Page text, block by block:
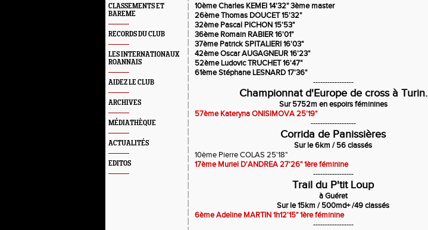
CLASSEMENTS ET
BAREME
RECORDS DU CLUB
LES INTERNATIONAUX
ROANNAIS
AIDEZ LE CLUB
ARCHIVES
MÉDIATHÈQUE
ACTUALITÉS
EDITOS
10ème Charles KEMEI 14'32" 3ème master
26ème Thomas DOUCET 15'32"
32ème Pascal PICHON 15'53"
36ème Romain RABIER 16'01"
37ème Patrick SPITALIERI 16'03"
42ème Oscar AUGAGNEUR 16'23"
52ème Ludovic TRUCHET 16'47"
61ème Stéphane LESNARD 17'36"
-----------------
Championnat d'Europe de cross à Turin.
Sur 5752m en espoirs féminines
57ème Kateryna ONISIMOVA 25'19"
-------------------
Corrida de Panissières
Sur le 6km / 56 classés
10ème Pierre COLAS 25'18"
17ème Muriel D'ANDREA 27'26" 1ère féminine
-----------------
Trail du P'tit Loup
à Guéret
Sur le 15km / 500md+ /49 classés
6ème Adeline MARTIN 1h12'15" 1ère féminine
-----------------